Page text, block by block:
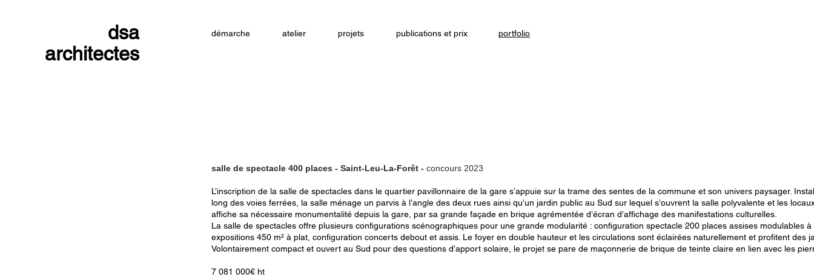
dsa
architectes
démarche atelier projets publications et prix portfolio
salle de spectacle 400 places - Saint-Leu-La-Forêt - concours 2023
L’inscription de la salle de spectacles dans le quartier pavillonnaire de la gare s’appuie sur la trame des sentes de la commune et son univers paysager.
long des voies ferrées, la salle ménage un parvis à l’angle des deux rues ainsi qu’un jardin public au Sud sur lequel s’ouvrent la salle polyvalente et les
affiche sa nécessaire monumentalité depuis la gare, par sa grande façade en brique agrémentée d’écran d’affichage des manifestations culturelles.
La salle de spectacles offre plusieurs configurations scénographiques pour une grande modularité : configuration spectacle 200 places assises modulables
expositions 450 m² à plat, configuration concerts debout et assis. Le foyer en double hauteur et les circulations sont éclairées naturellement et profitent des
Volontairement compact et ouvert au Sud pour des questions d’apport solaire, le projet se pare de maçonnerie de brique de teinte claire en lien avec les
7 081 000€ ht